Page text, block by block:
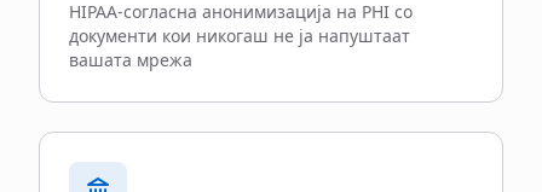
HIPAA-согласна анонимизација на PHI со
документи кои никогаш не ја напуштаат
вашата мрежа